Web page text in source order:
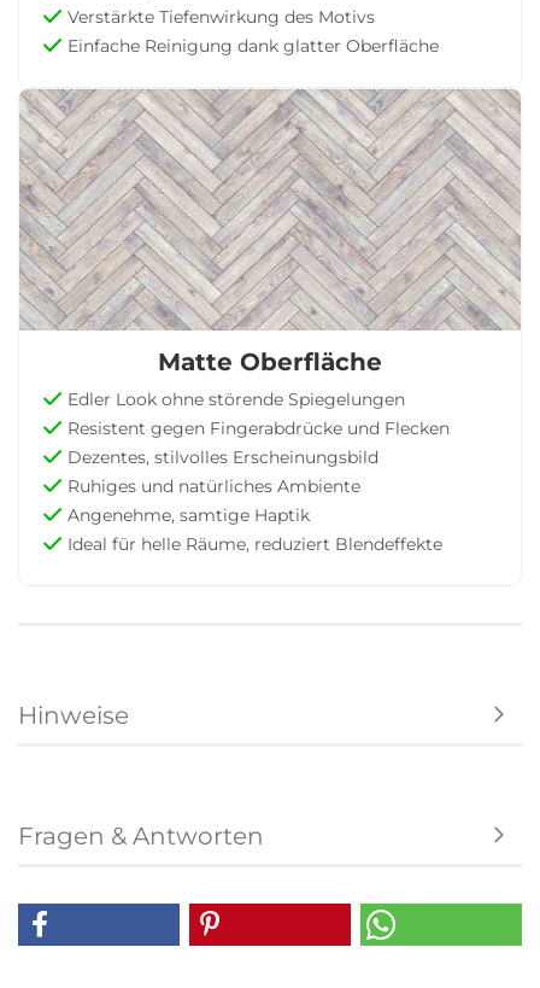
Verstärkte Tiefenwirkung des Motivs
Einfache Reinigung dank glatter Oberfläche
Matte Oberfläche
Edler Look ohne störende Spiegelungen
Resistent gegen Fingerabdrücke und Flecken
Dezentes, stilvolles Erscheinungsbild
Ruhiges und natürliches Ambiente
Angenehme, samtige Haptik
Ideal für helle Räume, reduziert Blendeffekte
Hinweise
Fragen & Antworten